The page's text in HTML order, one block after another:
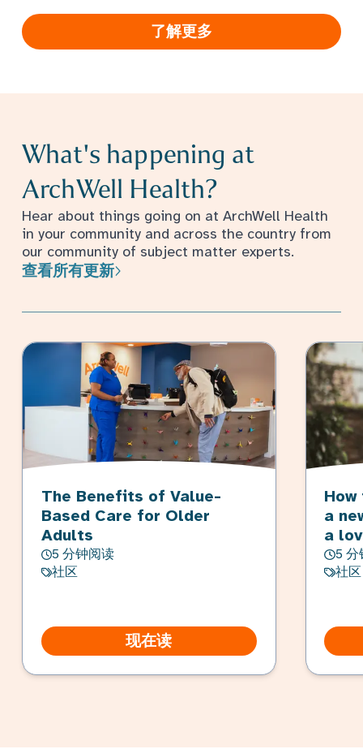
了解更多
What's happening at
ArchWell Health?
Hear about things going on at ArchWell Health
in your community and across the country from
our community of subject matter experts.
查看所有更新
The Benefits of Value-
Based Care for Older
Adults
5 分钟阅读
社区
现在读
a
a
5 分
社区